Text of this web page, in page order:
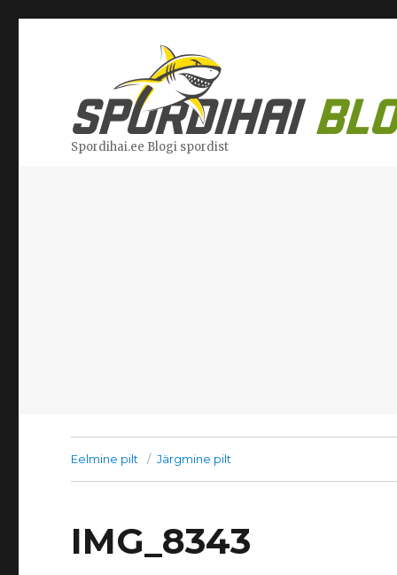
Spordihai.ee Blogi spordist
Eelmine pilt Järgmine pilt
IMG_8343